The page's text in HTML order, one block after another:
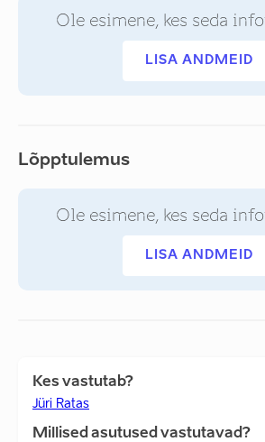
Ole esimene, kes seda
LISA ANDMEID
Lõpptulemus
Ole esimene, kes seda
LISA ANDMEID
Kes vastutab?
Jüri Ratas
Millised asutused vastutavad?